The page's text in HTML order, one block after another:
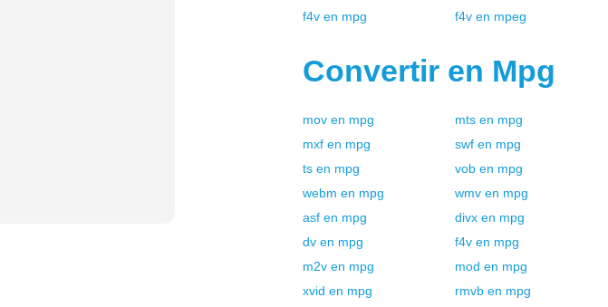
f4v en mpg f4v en mpeg
Convertir en Mpg
mov en mpg mts en mpg
mxf en mpg swf en mpg
ts en mpg vob en mpg
webm en mpg wmv en mpg
asf en mpg divx en mpg
dv en mpg f4v en mpg
m2v en mpg mod en mpg
xvid en mpg rmvb en mpg